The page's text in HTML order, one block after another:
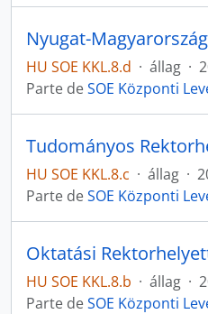
HU SOE KKL.8.d · állag ·
Parte deSOE Központi
Tudományos
HU SOE KKL.8.c · állag ·
Parte deSOE Központi
Oktatási
HU SOE KKL.8.b · állag ·
Parte deSOE Központi